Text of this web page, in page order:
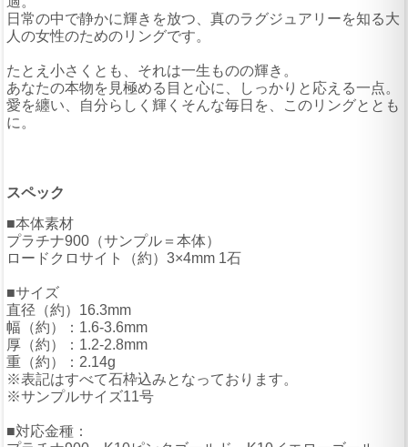
日常の中で静かに輝きを放つ、真のラグジュアリーを知る大
人の女性のためのリングです。
たとえ小さくとも、それは一生ものの輝き。
あなたの本物を見極める目と心に、しっかりと応える一点。
愛を纏い、自分らしく輝くそんな毎日を、このリングととも
に。
スペック
■本体素材
プラチナ900（サンプル＝本体）
ロードクロサイト（約）3×4mm 1石
■サイズ
直径（約）16.3mm
幅（約）：1.6-3.6mm
厚（約）：1.2-2.8mm
重（約）：2.14g
※表記はすべて石枠込みとなっております。
※サンプルサイズ11号
■対応金種：